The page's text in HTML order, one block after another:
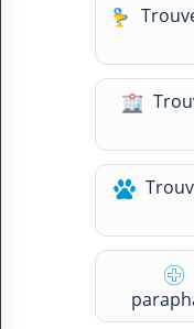
Laboratoire
Vétérinaire